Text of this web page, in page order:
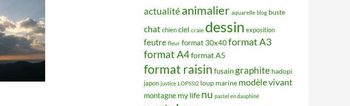
actualitéanimalier aquarelle blog buste
chat chienciel craie dessin exposition
feutre fleur format 30x40format A3
format A4format A5
format raisin fusain graphite hadopi
japon justice LOPSSI2 loup marine modèle vivant
montagne my life nu pastel en dauphiné